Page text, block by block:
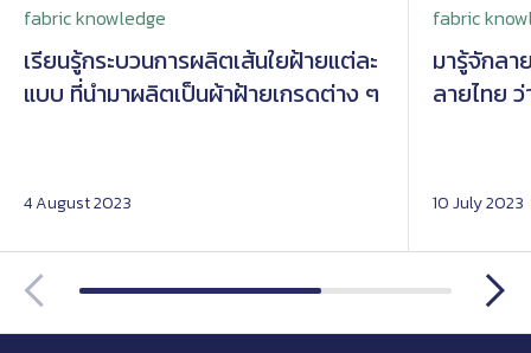
fabric knowledge
เรียนรู้กระบวนการผลิตเส้นใยฝ้ายแต่ละ
แบบ ที่นำมาผลิตเป็นผ้าฝ้ายเกรดต่าง ๆ
4 August 2023
fabric
มารู้จักล
ลายไทย
10 July 2023